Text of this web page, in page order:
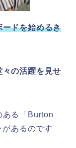
ードを始めるき
の活躍を見せ
ある「Burton
あるのです